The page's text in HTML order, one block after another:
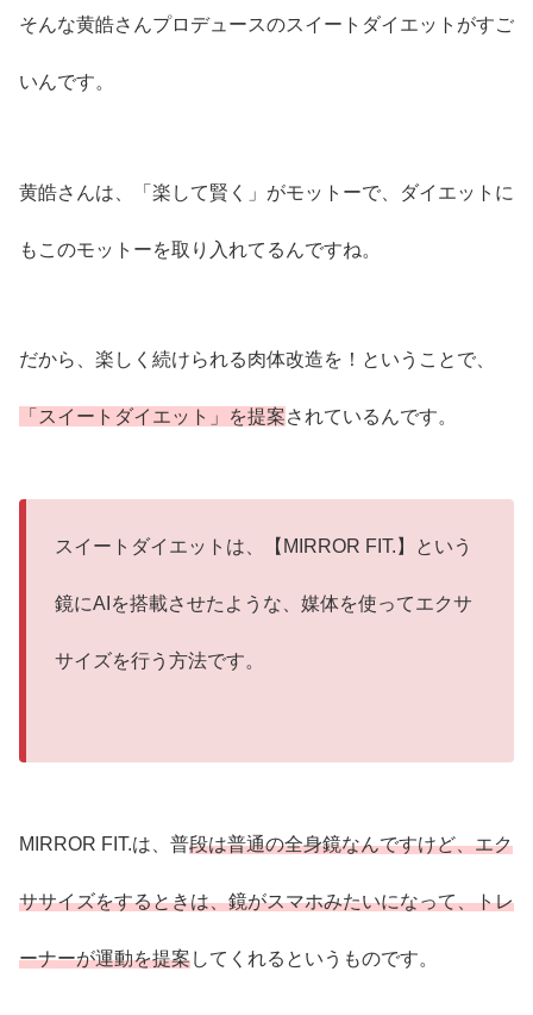
そんな黄皓さんプロデュースのスイートダイエットがすご
いんです。
黄皓さんは、「楽して賢く」がモットーで、ダイエットに
もこのモットーを取り入れてるんですね。
だから、楽しく続けられる肉体改造を！ということで、
「スイートダイエット」を提案されているんです。
スイートダイエットは、【MIRROR FIT.】という
鏡にAIを搭載させたような、媒体を使ってエクサ
サイズを行う方法です。
MIRROR FIT.は、普段は普通の全身鏡なんですけど、エク
ササイズをするときは、鏡がスマホみたいになって、トレ
ーナーが運動を提案してくれるというものです。